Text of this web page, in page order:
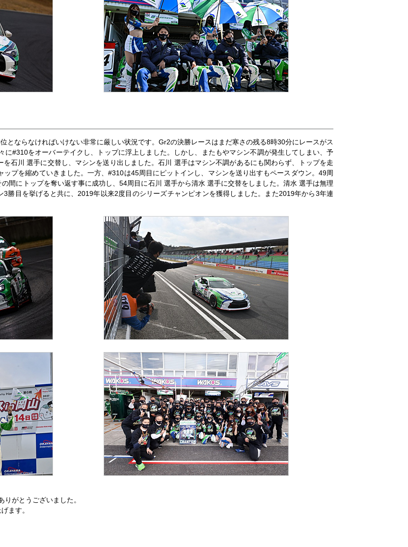
とならなければいけない非常に厳しい状況です。Gr2の決勝レースはまだ寒さの残る8時30分にレースがス
に#310をオーバーテイクし、トップに浮上しました。しかし、またもやマシン不調が発生してしまい、予
石川 選手に交替し、マシンを送り出しました。石川 選手はマシン不調があるにも関わらず、トップを走
プを縮めていきました。一方、#310は45周目にピットインし、マシンを送り出すもペースダウン。49周
間にトップを奪い返す事に成功し、54周目に石川 選手から清水 選手に交替をしました。清水 選手は無理
勝目を挙げると共に、2019年以来2度目のシリーズチャンピオンを獲得しました。また2019年から3年連
がとうございました。
ます。